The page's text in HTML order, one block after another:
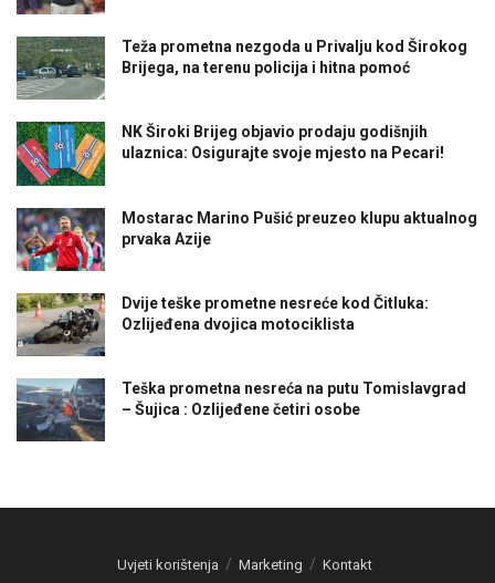
Teža prometna nezgoda u Privalju kod Širokog
Brijega, na terenu policija i hitna pomoć
NK Široki Brijeg objavio prodaju godišnjih
ulaznica: Osigurajte svoje mjesto na Pecari!
Mostarac Marino Pušić preuzeo klupu aktualnog
prvaka Azije
Dvije teške prometne nesreće kod Čitluka:
Ozlijeđena dvojica motociklista
Teška prometna nesreća na putu Tomislavgrad
– Šujica : Ozlijeđene četiri osobe
Uvjeti korištenja Marketing Kontakt